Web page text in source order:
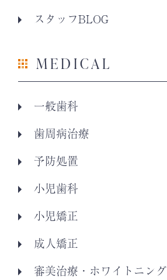
スタッフBLOG
MEDICAL
一般歯科
歯周病治療
予防処置
小児歯科
小児矯正
成人矯正
審美治療・ホワイトニング